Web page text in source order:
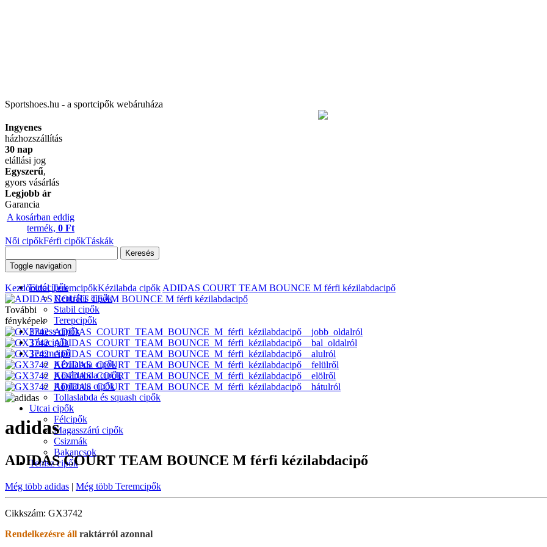
Sportshoes.hu - a sportcipők webáruháza
Ingyenes
házhozszállítás
30 nap
elállási jog
Egyszerű,
gyors vásárlás
Legjobb ár
Garancia
A kosárban eddig
termék, 0 Ft
Női cipőkFérfi cipőkTáskák
Keresés
Toggle navigation
Futócipők
Neutrális cipők
Stabil cipők
Terepcipők
Fitness cipők
Túracipők
Teremcipő
Kézilabda cipők
Kosárlabda cipők
Röplabda cipők
Tollaslabda és squash cipők
Utcai cipők
Félcipők
Magasszárú cipők
Csizmák
Bakancsok
Tenisz cipők
Kezdőoldal TeremcipőkKézilabda cipők ADIDAS COURT TEAM BOUNCE M férfi kézilabdacipő
További
fényképek
adidas
ADIDAS COURT TEAM BOUNCE M férfi kézilabdacipő
Még több adidas | Még több Teremcipők
Cikkszám: GX3742
Rendelkezésre áll raktárról azonnal